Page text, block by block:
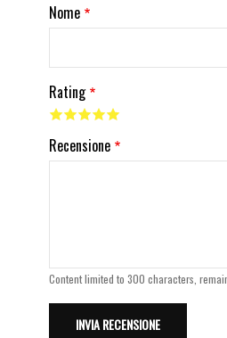
Nome
Rating
Recensione
Content limited to 300 characters,